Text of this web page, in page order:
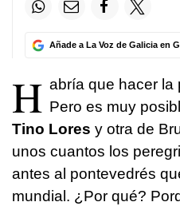
Añade a La Voz de Galicia en
H abría que hacer la
Pero es muy
Tino Lores y otra de
unos cuantos los
antes al pontevedrés
mundial. ¿Por qué?